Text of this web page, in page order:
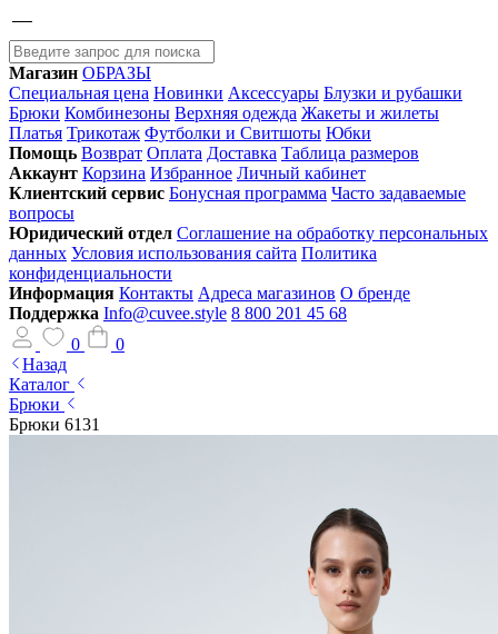
Магазин ОБРАЗЫ
Специальная цена Новинки Аксессуары Блузки и рубашки
Брюки Комбинезоны Верхняя одежда Жакеты и жилеты
Платья Трикотаж Футболки и Свитшоты Юбки
Помощь Возврат Оплата Доставка Таблица размеров
Аккаунт Корзина Избранное Личный кабинет
Клиентский сервис Бонусная программа Часто задаваемые
вопросы
Юридический отдел Соглашение на обработку персональных
данных Условия использования сайта Политика
конфиденциальности
Информация Контакты Адреса магазинов О бренде
Поддержка Info@cuvee.style 8 800 201 45 68
0
0
Назад
Каталог
Брюки
Брюки 6131